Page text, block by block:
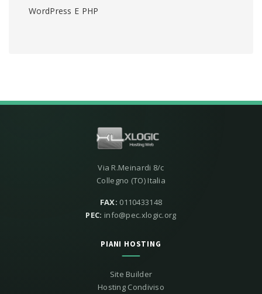
WordPress E PHP
Via R.Meinardi 8/c
Collegno (TO) Italia
FAX: 0110433148
PEC: info@pec.xlogic.org
PIANI HOSTING
Site Builder
Hosting Condiviso